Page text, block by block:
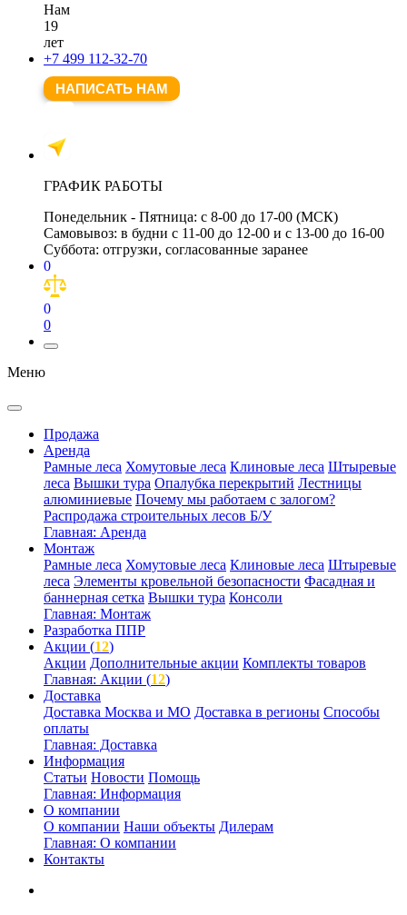
Нам
19
лет
+7 499 112-32-70
НАПИСАТЬ НАМ
ГРАФИК РАБОТЫ
Понедельник - Пятница: с 8-00 до 17-00 (МСК)
Самовывоз: в будни с 11-00 до 12-00 и с 13-00 до 16-00
Суббота: отгрузки, согласованные заранее
0
0
0
Меню
Продажа
Аренда
Рамные леса Хомутовые леса Клиновые леса Штыревые
леса Вышки тура Опалубка перекрытий Лестницы
алюминиевые Почему мы работаем с залогом?
Распродажа строительных лесов Б/У
Главная: Аренда
Монтаж
Рамные леса Хомутовые леса Клиновые леса Штыревые
леса Элементы кровельной безопасности Фасадная и
баннерная сетка Вышки тура Консоли
Главная: Монтаж
Разработка ППР
Акции (12)
Акции Дополнительные акции Комплекты товаров
Главная: Акции (12)
Доставка
Доставка Москва и МО Доставка в регионы Способы
оплаты
Главная: Доставка
Информация
Статьи Новости Помощь
Главная: Информация
О компании
О компании Наши объекты Дилерам
Главная: О компании
Контакты